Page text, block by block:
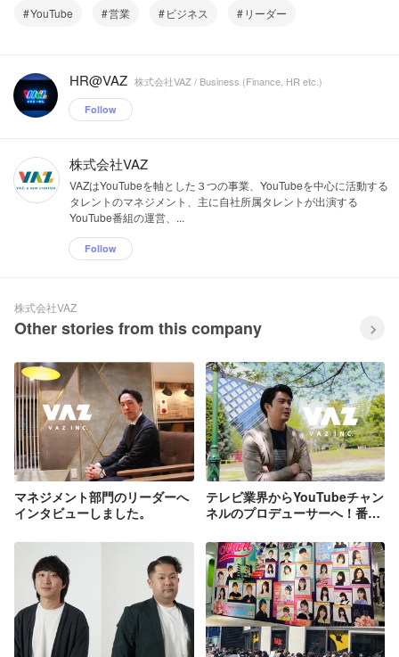
YouTube 営業 ビジネス リーダー
HR@VAZ 株式会社VAZ / Business (Finance, HR etc.)
Follow
株式会社VAZ
VAZはYouTubeを軸とした３つの事業、YouTubeを中心に活動する
タレントのマネジメント、主に自社所属タレントが出演する
YouTube番組の運営、...
Follow
株式会社VAZ
Other stories from this company
マネジメント部門のリーダーへ
インタビューしました。
テレビ業界からYouTubeチャン
ネルのプロデューサーへ！番組
しました